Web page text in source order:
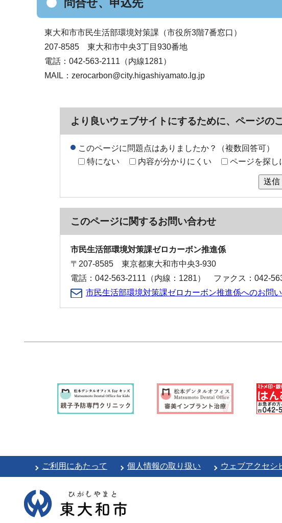
問合せ、申込先
東大和市市民生活部環境対策課（市役所3階7番窓口）
207-8585 東大和市中央3丁目930番地
電話：042-563-2111（内線1281）
MAIL：zerocarbon@city.higashiyamato.lg.jp
より良いウェブサイトにするために、ページの
このページに問題点はありましたか？（複数回答可）
特にない
内容が分かりにくい ページを探し
送信
このページに関するお問い合わせ
市民生活部環境対策課ゼロカーボン推進係
〒207-8585 東京都東大和市中央3-930
電話：042-563-2111（内線：1281） ファクス：042-
市民生活部環境対策課ゼロカーボン推進係へのお問
ご利用にあたって 個人情報の取り扱い ウェブアクセシ